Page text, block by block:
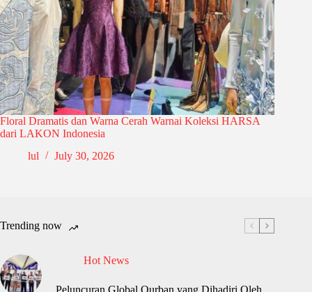
Floral Dramatis dan Warna Cerah Warnai Koleksi HARSA
dari LAKON Indonesia
lul
July 30, 2026
Trending now
Hot News